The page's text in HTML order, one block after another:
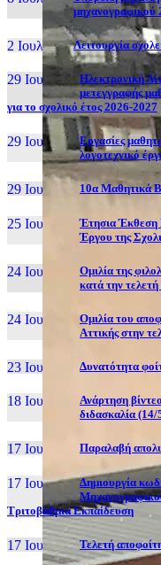
μηχανογραφικού
2 Ιουλ, 26 Λειτουργία
29 Ιουν, 26
Ηλεκτρονική
μετεγγραφής
για το σχολικό έτος 2026-2027
29 Ιουν, 26
Εργασίες
λογοτεχνικό
29 Ιουν, 26 10α Μαθητικά
25 Ιουν, 26
Έτησια Έκθεση
Έργου της
24 Ιουν, 26
Ομιλία της
κατά την
24 Ιουν, 26
Ομιλία του
Αττικής στην
23 Ιουν, 26 Δυνατότητα
18 Ιουν, 26
Ανάρτηση
διδασκαλία
17 Ιουν, 26 Παραλαβή
17 Ιουν, 26
Δημιουργία
Τριτοβάθμια Εκπαίδευση
17 Ιουν, 26 Τελετή